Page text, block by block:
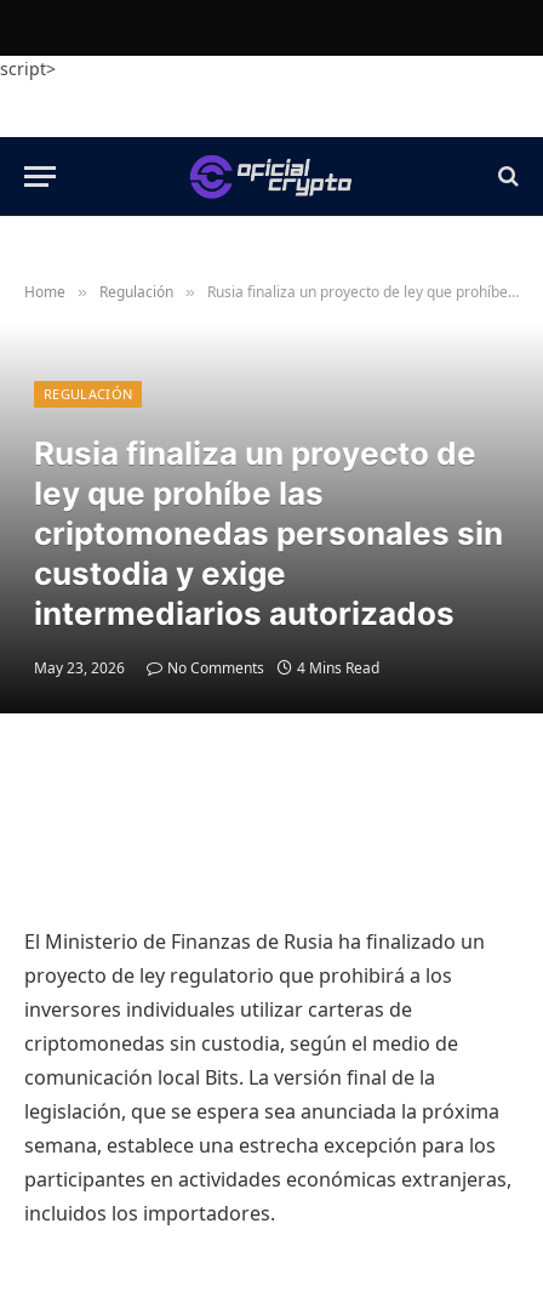
script>
Home » Regulación » Rusia finaliza un proyecto de ley que prohíbe las criptomonedas personales sin custodia y exige intermediarios autorizados
REGULACIÓN
Rusia finaliza un proyecto de
ley que prohíbe las
criptomonedas personales sin
custodia y exige
intermediarios autorizados
May 23, 2026 No Comments 4 Mins Read
El Ministerio de Finanzas de Rusia ha finalizado un
proyecto de ley regulatorio que prohibirá a los
inversores individuales utilizar carteras de
criptomonedas sin custodia, según el medio de
comunicación local Bits. La versión final de la
legislación, que se espera sea anunciada la próxima
semana, establece una estrecha excepción para los
participantes en actividades económicas extranjeras,
incluidos los importadores.